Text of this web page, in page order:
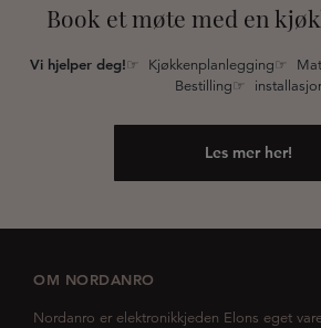
Book et møte med en
Vi hjelper deg!☞ Kjøkkenplanlegging☞
Bestilling☞
Les mer her!
OM NORDANRO
Nordanro er elektronikkjeden Elons eget